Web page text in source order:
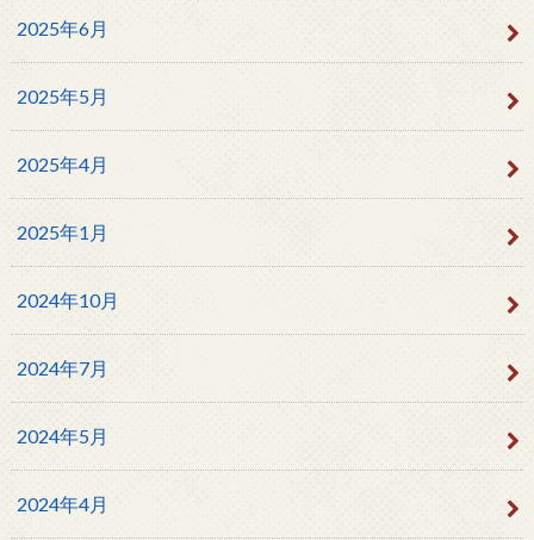
2025年6月
2025年5月
2025年4月
2025年1月
2024年10月
2024年7月
2024年5月
2024年4月